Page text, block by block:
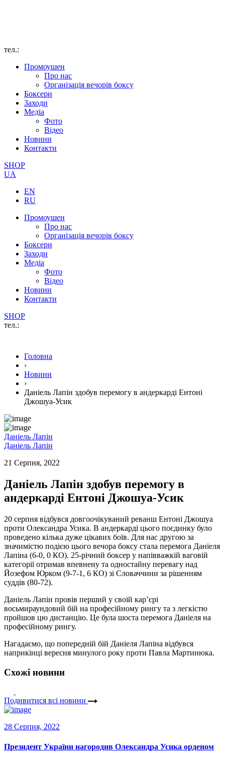
тел.:
Промоушен
Про нас
Організація вечорів боксу
Боксери
Заходи
Медіа
Фото
Відео
Новини
Контакти
SHOP
UA
EN
RU
Промоушен
Про нас
Організація вечорів боксу
Боксери
Заходи
Медіа
Фото
Відео
Новини
Контакти
SHOP
тел.:
Головна
›
Новини
›
Даніель Лапін здобув перемогу в андеркарді Ентоні
Джошуа-Усик
Даніель Лапін
Даніель Лапін
21 Серпня, 2022
Даніель Лапін здобув перемогу в
андеркарді Ентоні Джошуа-Усик
20 серпня відбувся довгоочікуваний реванш Ентоні Джошуа
проти Олександра Усика. В андеркарді цього поєдинку було
проведено кілька дуже цікавих боїв. Для нас другою за
значимістю подією цього вечора боксу стала перемога Даніеля
Лапіна (6-0, 0 КО). 25-річний боксер у напівважкій ваговій
категорії отримав впевнену та одностайну перевагу над
Йозефом Юрком (9-7-1, 6 КО) зі Словаччини за рішенням
суддів (80-72).
Даніель Лапін провів перший у своїй кар’єрі
восьмираундовий бій на професійному рингу та з легкістю
пройшов цю дистанцію. Це була шоста перемога Даніеля на
професійному рингу.
Нагадаємо, що попередній бій Даніеля Лапіна відбувся
наприкінці вересня минулого року проти Павла Мартинюка.
Схожі новини
Подивитися всі новини
28 Серпня, 2022
Президент України нагородив Олександра Усика орденом